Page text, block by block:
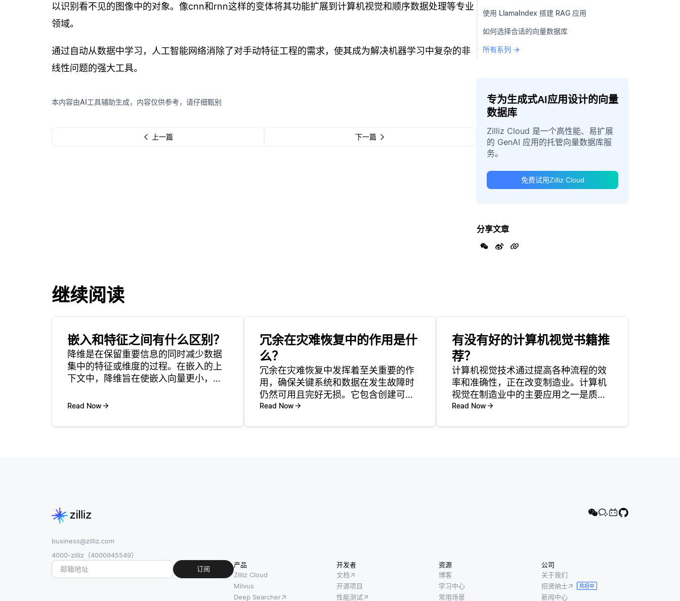
以识别看不见的图像中的对象。像cnn和rnn这样的变体将其功能扩展到计算机视觉和顺序数据处理等专业
领域。
通过自动从数据中学习，人工智能网络消除了对手动特征工程的需求，使其成为解决机器学习中复杂的非
线性问题的强大工具。
本内容由AI工具辅助生成，内容仅供参考，请仔细甄别
上一篇 下一篇
使用 LlamaIndex 搭建 RAG 应用
如何选择合适的向量数据库
所有系列 →
专为生成式AI应用设计的向量
数据库
Zilliz Cloud 是一个高性能、易扩展
的 GenAI 应用的托管向量数据库服
务。
免费试用Zilliz Cloud
分享文章
继续阅读
嵌入和特征之间有什么区别？
降维是在保留重要信息的同时减少数据
集中的特征或维度的过程。在嵌入的上
下文中，降维旨在使嵌入向量更小，更
义或结构关系。 例如，在高维嵌入空间
Read Now
冗余在灾难恢复中的作用是什
么？
冗余在灾难恢复中发挥着至关重要的作
用，确保关键系统和数据在发生故障时
仍然可用且完好无损。它包含创建可以
在主系统失败时接管的重复系统、数据
Read Now
有没有好的计算机视觉书籍推
荐？
计算机视觉技术通过提高各种流程的效
率和准确性，正在改变制造业。计算机
视觉在制造业中的主要应用之一是质量
控制。计算机视觉系统用于检查产品的
Read Now
business@zilliz.com
4000-zilliz（4000945549）
订阅
产品
Zilliz Cloud
Milvus
Deep Searcher
开发者
文档
开源项目
性能测试
资源
博客
学习中心
常用场景
公司
关于我们
招贤纳士
热招中
新闻中心